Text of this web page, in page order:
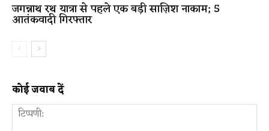
जगन्नाथ रथ यात्रा से पहले एक बड़ी साज़िश नाकाम; 5
आतंकवादी गिरफ्तार
कोई जवाब दें